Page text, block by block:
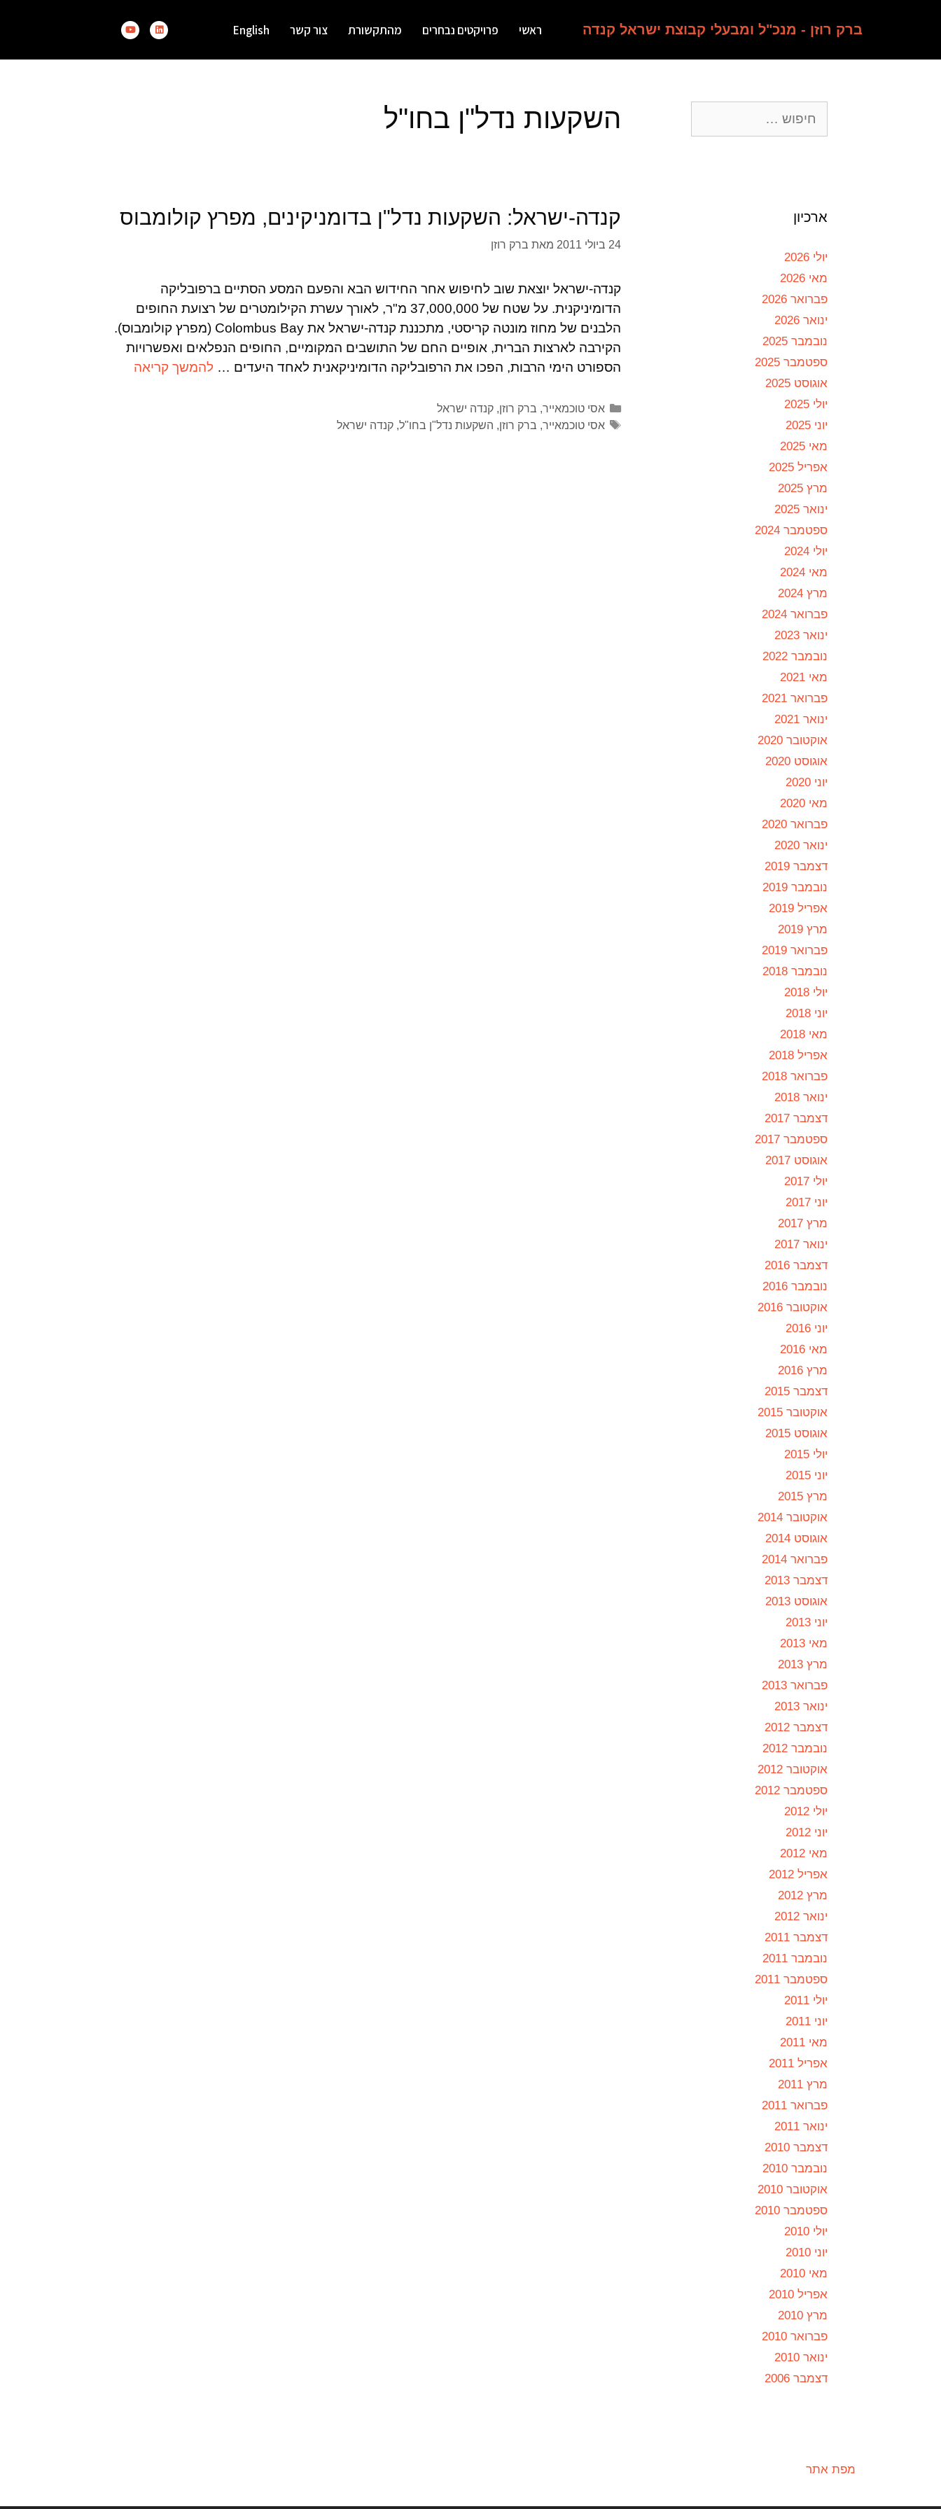
ברק רוזן - מנכ"ל ומבעלי קבוצת ישראל קנדה ראשי פרויקטים נבחרים מהתקשורת צור קשר English
השקעות נדל"ן בחו"ל
קנדה-ישראל: השקעות נדל"ן בדומניקינים, מפרץ קולומבוס
24 ביולי 2011 מאת ברק רוזן
קנדה-ישראל יוצאת שוב לחיפוש אחר החידוש הבא והפעם המסע הסתיים ברפובליקה
הדומיניקנית. על שטח של 37,000,000 מ"ר, לאורך עשרת הקילומטרים של רצועת החופים
הלבנים של מחוז מונטה קריסטי, מתכננת קנדה-ישראל את Colombus Bay (מפרץ קולומבוס).
הקירבה לארצות הברית, אופיים החם של התושבים המקומיים, החופים הנפלאים ואפשרויות
הספורט הימי הרבות, הפכו את הרפובליקה הדומיניקאנית לאחד היעדים … להמשך קריאה
אסי טוכמאייר, ברק רוזן, קנדה ישראל
אסי טוכמאייר, ברק רוזן, השקעות נדל"ן בחו"ל, קנדה ישראל
ארכיון
יולי 2026
מאי 2026
פברואר 2026
ינואר 2026
נובמבר 2025
ספטמבר 2025
אוגוסט 2025
יולי 2025
יוני 2025
מאי 2025
אפריל 2025
מרץ 2025
ינואר 2025
ספטמבר 2024
יולי 2024
מאי 2024
מרץ 2024
פברואר 2024
ינואר 2023
נובמבר 2022
מאי 2021
פברואר 2021
ינואר 2021
אוקטובר 2020
אוגוסט 2020
יוני 2020
מאי 2020
פברואר 2020
ינואר 2020
דצמבר 2019
נובמבר 2019
אפריל 2019
מרץ 2019
פברואר 2019
נובמבר 2018
יולי 2018
יוני 2018
מאי 2018
אפריל 2018
פברואר 2018
ינואר 2018
דצמבר 2017
ספטמבר 2017
אוגוסט 2017
יולי 2017
יוני 2017
מרץ 2017
ינואר 2017
דצמבר 2016
נובמבר 2016
אוקטובר 2016
יוני 2016
מאי 2016
מרץ 2016
דצמבר 2015
אוקטובר 2015
אוגוסט 2015
יולי 2015
יוני 2015
מרץ 2015
אוקטובר 2014
אוגוסט 2014
פברואר 2014
דצמבר 2013
אוגוסט 2013
יוני 2013
מאי 2013
מרץ 2013
פברואר 2013
ינואר 2013
דצמבר 2012
נובמבר 2012
אוקטובר 2012
ספטמבר 2012
יולי 2012
יוני 2012
מאי 2012
אפריל 2012
מרץ 2012
ינואר 2012
דצמבר 2011
נובמבר 2011
ספטמבר 2011
יולי 2011
יוני 2011
מאי 2011
אפריל 2011
מרץ 2011
פברואר 2011
ינואר 2011
דצמבר 2010
נובמבר 2010
אוקטובר 2010
ספטמבר 2010
יולי 2010
יוני 2010
מאי 2010
אפריל 2010
מרץ 2010
פברואר 2010
ינואר 2010
דצמבר 2006
מפת אתר